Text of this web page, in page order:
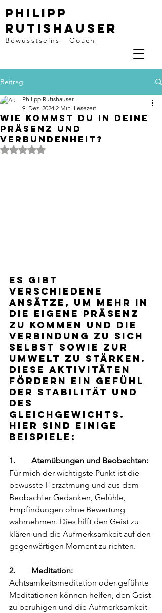
Bewusstseins - Coach
Philipp
rutishauser
Beitrag
Wie kommst du in deine
Präsenz und
Verbundenheit?
Philipp Rutishauser
9. Dez. 2024 2 Min. Lesezeit
Mit NaN von 5 Sternen bewertet.
Es gibt
verschiedene
Ansätze, um mehr in
die eigene Präsenz
zu kommen und die
Verbindung zu sich
selbst sowie zur
Umwelt zu stärken.
Diese Aktivitäten
fördern ein Gefühl
der Stabilität und
des
Gleichgewichts.
Hier sind einige
Beispiele:
1.        Atemübungen und Beobachten:
Für mich der wichtigste Punkt ist die
bewusste Herzatmung und aus dem
Beobachter Gedanken, Gefühle,
Empfindungen ohne Bewertung
wahrnehmen. Dies hilft den Geist zu
klären und die Aufmerksamkeit auf den
gegenwärtigen Moment zu richten.
2.        Meditation:
Achtsamkeitsmeditation oder geführte
Meditationen können helfen, den Geist
zu beruhigen und die Aufmerksamkeit